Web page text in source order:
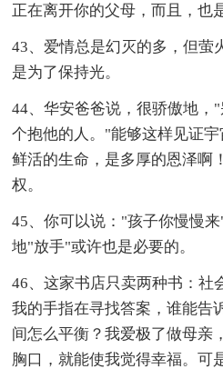
正在离开你的父母，而且，也
43、爱情总是幻灭的多，但萤
是为了保持光。
44、华安爸爸说，很骄傲地，
个抱他的人。"能够这样见证
鲜活的生命，是多厚的恩泽啊
权。
45、你可以说："孩子你慢慢
地"放手"或许也是必要的。
46、这家书店只卖两种书：社
我的手指在寻找答案，谁能告
间怎么平衡？我爱极了做母亲
胸口，就能使我觉得幸福。可